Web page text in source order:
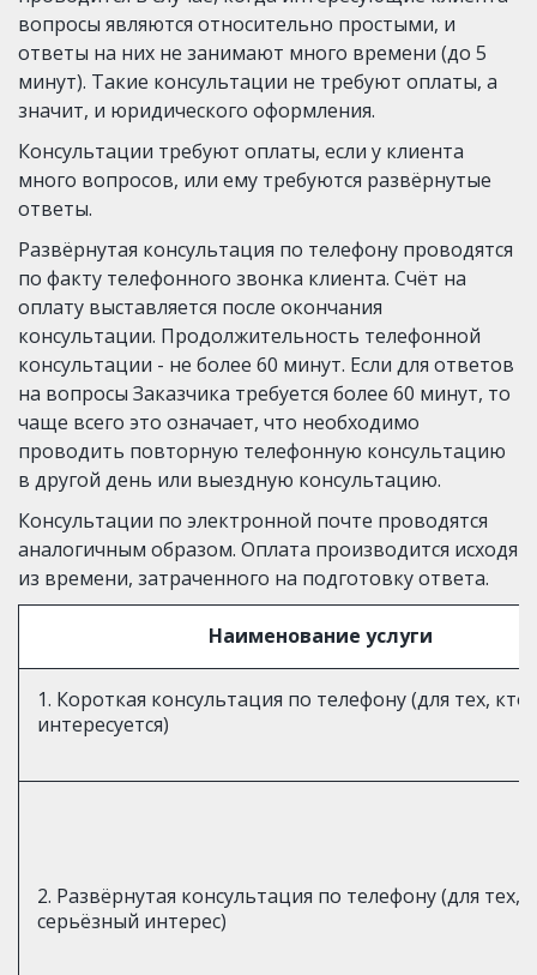
вопросы являются относительно простыми, и
ответы на них не занимают много времени (до 5
минут). Такие консультации не требуют оплаты, а
значит, и юридического оформления.
Консультации требуют оплаты, если у клиента
много вопросов, или ему требуются развёрнутые
ответы.
Развёрнутая консультация по телефону проводятся
по факту телефонного звонка клиента. Счёт на
оплату выставляется после окончания
консультации. Продолжительность телефонной
консультации - не более 60 минут. Если для ответов
на вопросы Заказчика требуется более 60 минут, то
чаще всего это означает, что необходимо
проводить повторную телефонную консультацию
в другой день или выездную консультацию.
Консультации по электронной почте проводятся
аналогичным образом. Оплата производится исходя
из времени, затраченного на подготовку ответа.
Наименование услуги
1. Короткая консультация по телефону (для тех, кто
интересуется)
2. Развёрнутая консультация по телефону (для тех,
серьёзный интерес)